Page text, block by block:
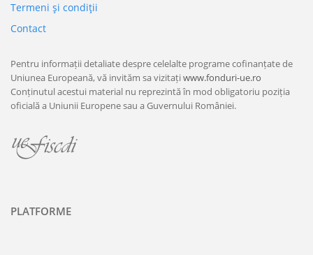
Termeni şi condiţii
Contact
Pentru informații detaliate despre celelalte programe cofinanțate de
Uniunea Europeană, vă invităm sa vizitațiwww.fonduri-ue.ro
Conținutul acestui material nu reprezintă în mod obligatoriu poziția
oficială a Uniunii Europene sau a Guvernului României.
PLATFORME